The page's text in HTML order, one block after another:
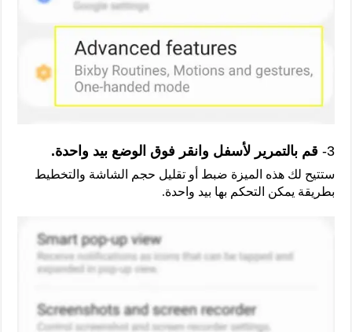
3- قم بالتمرير لأسفل وانقر فوق الوضع بيد واحدة.
ستتيح لك هذه الميزة ضبط أو تقليل حجم الشاشة والتخطيط
بطريقة يمكن التحكم بها بيد واحدة.